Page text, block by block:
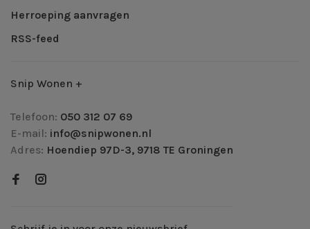
Herroeping aanvragen
RSS-feed
Snip Wonen +
Telefoon: 050 312 07 69
E-mail: info@snipwonen.nl
Adres: Hoendiep 97D-3, 9718 TE Groningen